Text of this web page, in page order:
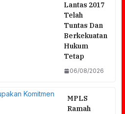
Lantas 2017
Telah
Tuntas Dan
Berkekuatan
Hukum
Tetap
06/08/2026
MPLS
Ramah